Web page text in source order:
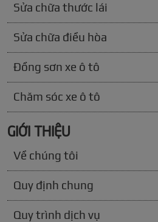
Sửa chữa thước lái
Sửa chữa điều hòa
Đồng sơn xe ô tô
Chăm sóc xe ô tô
GIỚI THIỆU
Về chúng tôi
Quy định chung
Quy trình dịch vụ